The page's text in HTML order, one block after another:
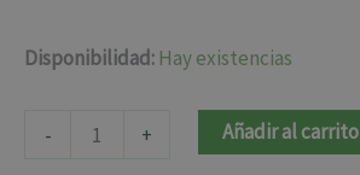
Disponibilidad: Hay existencias
- + Añadir al carrito